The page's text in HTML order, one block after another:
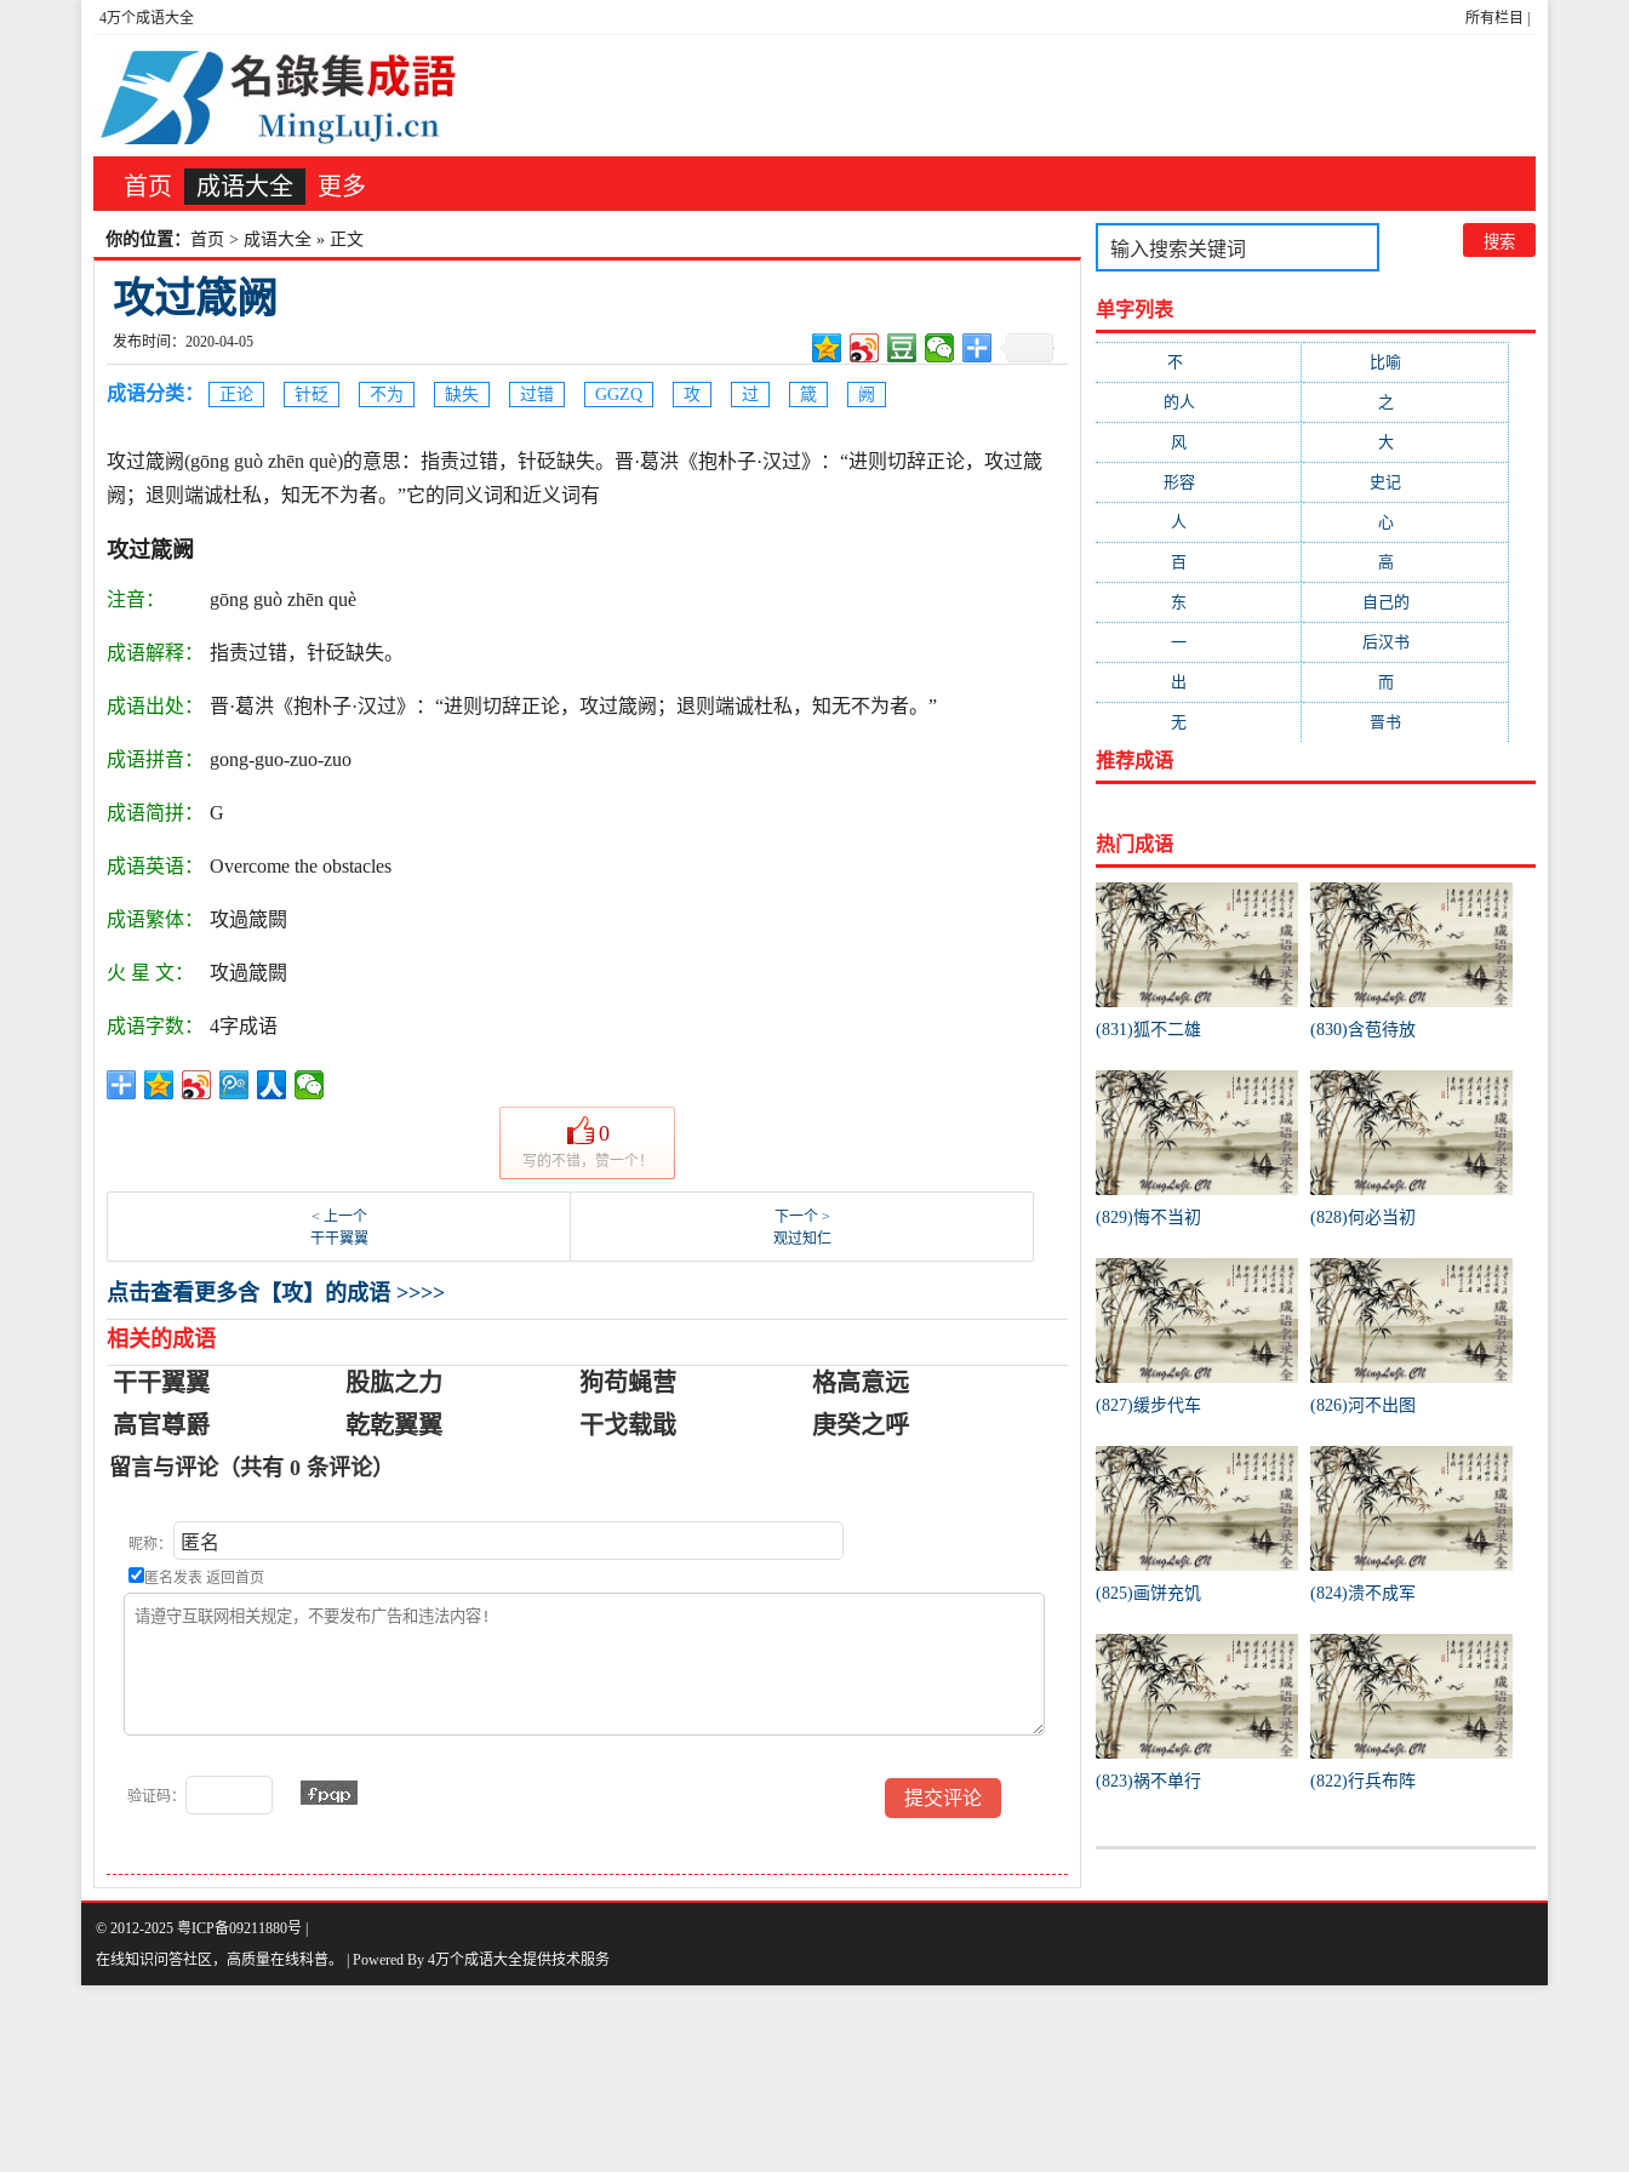
所有栏目
4万个成语大全
首页 成语大全 更多
你的位置： 首页 > 成语大全 » 正文
攻过箴阙
发布时间：2020-04-05
成语分类： 正论 针砭 不为 缺失 过错 GGZQ 攻 过 箴 阙
攻过箴阙(gōng guò zhēn què)的意思：指责过错，针砭缺失。晋·葛洪《抱朴子·汉过》：“进则切辞正论，攻过箴
阙；退则端诚杜私，知无不为者。”它的同义词和近义词有
攻过箴阙
注音： gōng guò zhēn què
成语解释： 指责过错，针砭缺失。
成语出处： 晋·葛洪《抱朴子·汉过》：“进则切辞正论，攻过箴阙；退则端诚杜私，知无不为者。”
成语拼音： gong-guo-zuo-zuo
成语简拼： G
成语英语： Overcome the obstacles
成语繁体： 攻過箴闕
火 星 文： 攻過箴闕
成语字数： 4字成语
0
写的不错，赞一个！
< 上一个
干干翼翼
下一个 >
观过知仁
点击查看更多含【攻】的成语 >>>>
相关的成语
干干翼翼 股肱之力 狗苟蝇营
格高意远
高官尊爵
乾乾翼翼 干戈载戢 庚癸之呼
留言与评论（共有 0 条评论）
昵称：
匿名发表 返回首页
验证码：
单字列表
不(1048) 比喻
的人 之
风 大(292)
形容(281) 史记
人 心(200)
百 高(190)
东 自己的
一 后汉书(177)
出 而(164)
无 晋书
推荐成语
热门成语
(831)狐不二雄 (830)含苞待放
(829)悔不当初 (828)何必当初
(827)缓步代车 (826)河不出图
(825)画饼充饥 (824)溃不成军
(823)祸不单行 (822)行兵布阵
© 2012-2025 粤ICP备09211880号 |
在线知识问答社区，高质量在线科普。 | Powered By 4万个成语大全提供技术服务